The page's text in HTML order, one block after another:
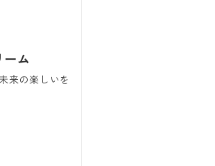
ム
来の楽しいを